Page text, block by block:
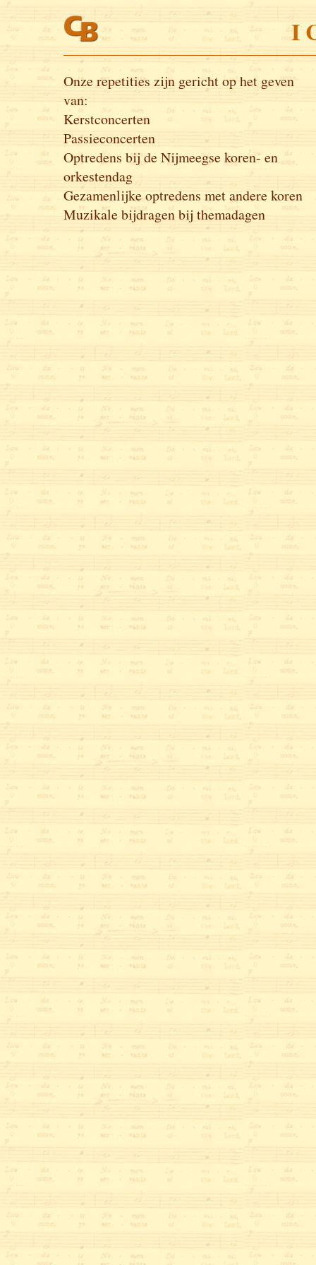
I
Onze repetities zijn gericht op het geven
van:
Kerstconcerten
Passieconcerten
Optredens bij de Nijmeegse koren- en
orkestendag
Gezamenlijke optredens met andere koren
Muzikale bijdragen bij themadagen